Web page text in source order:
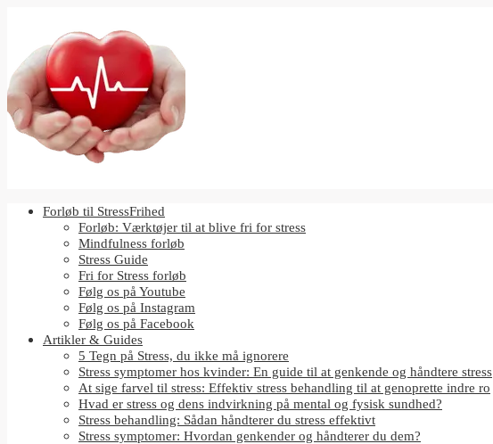
Forløb til StressFrihed
Forløb: Værktøjer til at blive fri for stress
Mindfulness forløb
Stress Guide
Fri for Stress forløb
Følg os på Youtube
Følg os på Instagram
Følg os på Facebook
Artikler & Guides
5 Tegn på Stress, du ikke må ignorere
Stress symptomer hos kvinder: En guide til at genkende og håndtere stress
At sige farvel til stress: Effektiv stress behandling til at genoprette indre ro
Hvad er stress og dens indvirkning på mental og fysisk sundhed?
Stress behandling: Sådan håndterer du stress effektivt
Stress symptomer: Hvordan genkender og håndterer du dem?